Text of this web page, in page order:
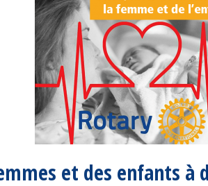
et des enfants